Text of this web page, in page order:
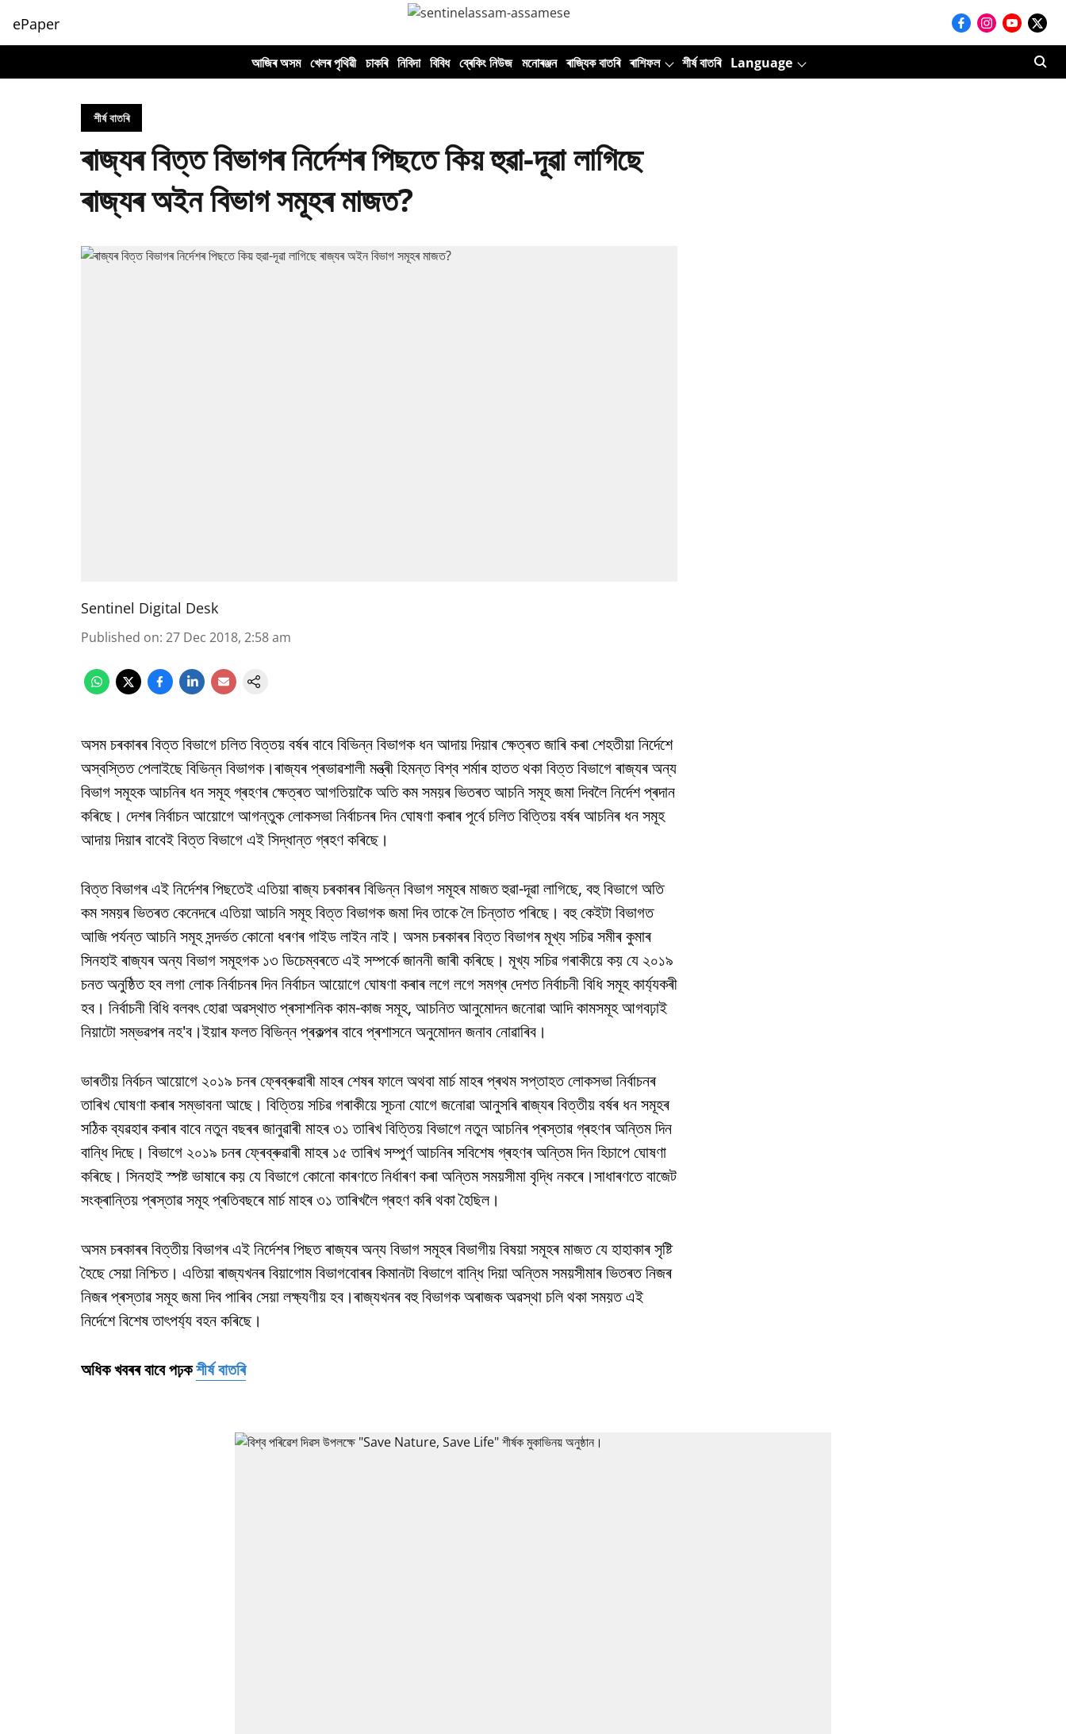
ePaper
আজিৰ অসম খেলৰ পৃথিৱী চাকৰি নিবিদা বিবিধ ব্ৰেকিং নিউজ মনোৰঞ্জন ৰাজ্যিক বাতৰি ৰাশিফল শীৰ্ষ বাতৰি Language
শীৰ্ষ বাতৰি
ৰাজ্যৰ বিত্ত বিভাগৰ নিৰ্দেশৰ পিছতে কিয় হুৱা-দূৱা লাগিছে
ৰাজ্যৰ অইন বিভাগ সমূহৰ মাজত?
Sentinel Digital Desk
Published on: 27 Dec 2018, 2:58 am
অসম চৰকাৰৰ বিত্ত বিভাগে চলিত বিত্তয় বৰ্ষৰ বাবে বিভিন্ন বিভাগক ধন আদায় দিয়াৰ ক্ষেত্ৰত জাৰি কৰা শেহতীয়া নিৰ্দেশে
অস্বস্তিত পেলাইছে বিভিন্ন বিভাগক।ৰাজ্যৰ প্ৰভাৱশালী মন্ত্ৰী হিমন্ত বিশ্ব শৰ্মাৰ হাতত থকা বিত্ত বিভাগে ৰাজ্যৰ অন্য
বিভাগ সমূহক আচনিৰ ধন সমূহ গ্ৰহণৰ ক্ষেত্ৰত আগতিয়াকৈ অতি কম সময়ৰ ভিতৰত আচনি সমূহ জমা দিবলৈ নিৰ্দেশ প্ৰদান
কৰিছে। দেশৰ নিৰ্বাচন আয়োগে আগন্তুক লোকসভা নিৰ্বাচনৰ দিন ঘোষণা কৰাৰ পূৰ্বে চলিত বিত্তিয় বৰ্ষৰ আচনিৰ ধন সমূহ
আদায় দিয়াৰ বাবেই বিত্ত বিভাগে এই সিদ্ধান্ত গ্ৰহণ কৰিছে।
বিত্ত বিভাগৰ এই নিৰ্দেশৰ পিছতেই এতিয়া ৰাজ্য চৰকাৰৰ বিভিন্ন বিভাগ সমূহৰ মাজত হুৱা-দূৱা লাগিছে, বহু বিভাগে অতি
কম সময়ৰ ভিতৰত কেনেদৰে এতিয়া আচনি সমূহ বিত্ত বিভাগক জমা দিব তাকে লৈ চিন্তাত পৰিছে। বহু কেইটা বিভাগত
আজি পৰ্যন্ত আচনি সমূহ সন্দৰ্ভত কোনো ধৰণৰ গাইড লাইন নাই। অসম চৰকাৰৰ বিত্ত বিভাগৰ মূখ্য সচিৱ সমীৰ কুমাৰ
সিনহাই ৰাজ্যৰ অন্য বিভাগ সমূহগক ১৩ ডিচেম্বৰতে এই সম্পৰ্কে জাননী জাৰী কৰিছে। মূখ্য সচিৱ গৰাকীয়ে কয় যে ২০১৯
চনত অনুষ্ঠিত হব লগা লোক নিৰ্বাচনৰ দিন নিৰ্বাচন আয়োগে ঘোষণা কৰাৰ লগে লগে সমগ্ৰ দেশত নিৰ্বাচনী বিধি সমূহ কাৰ্য্যকৰী
হব। নিৰ্বাচনী বিধি বলবৎ হোৱা অৱস্থাত প্ৰসাশনিক কাম-কাজ সমূহ, আচনিত আনুমোদন জনোৱা আদি কামসমূহ আগবঢ়াই
নিয়াটো সম্ভৱপৰ নহ'ব।ইয়াৰ ফলত বিভিন্ন প্ৰকল্পৰ বাবে প্ৰশাসনে অনুমোদন জনাব নোৱাৰিব।
ভাৰতীয় নিৰ্বচন আয়োগে ২০১৯ চনৰ ফ্ৰেব্ৰুৱাৰী মাহৰ শেষৰ ফালে অথবা মাৰ্চ মাহৰ প্ৰথম সপ্তাহত লোকসভা নিৰ্বাচনৰ
তাৰিখ ঘোষণা কৰাৰ সম্ভাবনা আছে। বিত্তিয় সচিৱ গৰাকীয়ে সূচনা যোগে জনোৱা আনুসৰি ৰাজ্যৰ বিত্তীয় বৰ্ষৰ ধন সমূহৰ
সঠিক ব্যৱহাৰ কৰাৰ বাবে নতুন বছৰৰ জানুৱাৰী মাহৰ ৩১ তাৰিখ বিত্তিয় বিভাগে নতুন আচনিৰ প্ৰস্তাৱ গ্ৰহণৰ অন্তিম দিন
বান্ধি দিছে। বিভাগে ২০১৯ চনৰ ফ্ৰেব্ৰুৱাৰী মাহৰ ১৫ তাৰিখ সম্পুৰ্ণ আচনিৰ সবিশেষ গ্ৰহণৰ অন্তিম দিন হিচাপে ঘোষণা
কৰিছে। সিনহাই স্পষ্ট ভাষাৰে কয় যে বিভাগে কোনো কাৰণতে নিৰ্ধাৰণ কৰা অন্তিম সময়সীমা বৃদ্ধি নকৰে।সাধাৰণতে বাজেট
সংক্ৰান্তিয় প্ৰস্তাৱ সমূহ প্ৰতিবছৰে মাৰ্চ মাহৰ ৩১ তাৰিখলৈ গ্ৰহণ কৰি থকা হৈছিল।
অসম চৰকাৰৰ বিত্তীয় বিভাগৰ এই নিৰ্দেশৰ পিছত ৰাজ্যৰ অন্য বিভাগ সমূহৰ বিভাগীয় বিষয়া সমূহৰ মাজত যে হাহাকাৰ সৃষ্টি
হৈছে সেয়া নিশ্চিত। এতিয়া ৰাজ্যখনৰ বিয়াগোম বিভাগবোৰৰ কিমানটা বিভাগে বান্ধি দিয়া অন্তিম সময়সীমাৰ ভিতৰত নিজৰ
নিজৰ প্ৰস্তাৱ সমূহ জমা দিব পাৰিব সেয়া লক্ষ্যণীয় হব।ৰাজ্যখনৰ বহু বিভাগক অৰাজক অৱস্থা চলি থকা সময়ত এই
নিৰ্দেশে বিশেষ তাৎপৰ্য্য বহন কৰিছে।
অধিক খবৰৰ বাবে পঢ়কশীৰ্ষ বাতৰি